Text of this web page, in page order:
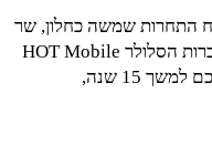
התחרות שמשה כחלון, שר
התקשורת הקודם, הצליח לבסס אחרי מאבקים קשים והתנגדויות רבות. לפני כחודש חתמו חברות הסלולר HOT Mobile
ופרטנר על הסכם ראשון מסוגו בישראל, לשיתוף תשתית רשתות הסלולר שלהן. מדובר בהסכם למשך 15 שנה,